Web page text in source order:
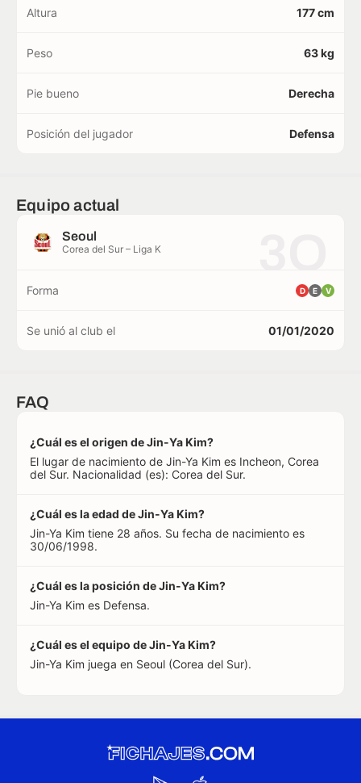
Altura 177 cm
Peso 63 kg
Pie bueno Derecha
Posición del jugador Defensa
Equipo actual
Seoul
Corea del Sur – Liga K
Forma D E V
Se unió al club el 01/01/2020
FAQ
¿Cuál es el origen de Jin-Ya Kim?
El lugar de nacimiento de Jin-Ya Kim es Incheon, Corea
del Sur. Nacionalidad (es): Corea del Sur.
¿Cuál es la edad de Jin-Ya Kim?
Jin-Ya Kim tiene 28 años. Su fecha de nacimiento es
30/06/1998.
¿Cuál es la posición de Jin-Ya Kim?
Jin-Ya Kim es Defensa.
¿Cuál es el equipo de Jin-Ya Kim?
Jin-Ya Kim juega en Seoul (Corea del Sur).